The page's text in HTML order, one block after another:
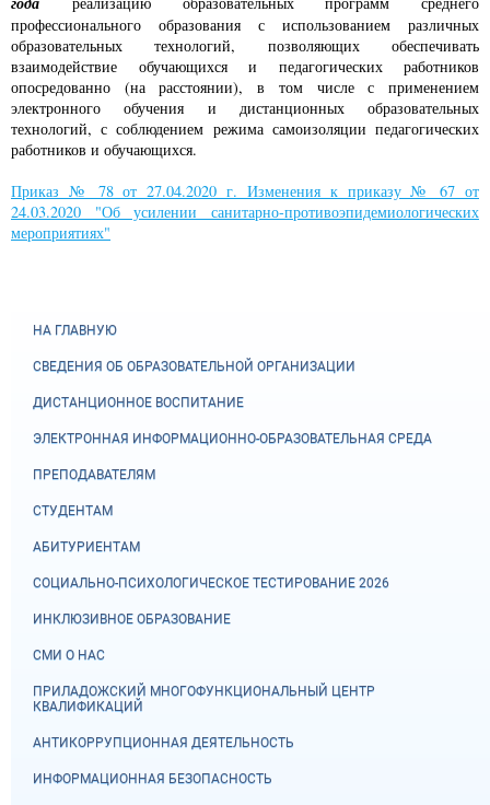
профессионального образования с использованием различных
образовательных технологий, позволяющих обеспечивать
взаимодействие обучающихся и педагогических работников
опосредованно (на расстоянии), в том числе с применением
электронного обучения и дистанционных образовательных
технологий, с соблюдением режима самоизоляции педагогических
работников и обучающихся.
Приказ № 78 от 27.04.2020 г. Изменения к приказу № 67 от
24.03.2020 "Об усилении санитарно-противоэпидемиологических
мероприятиях"
НА ГЛАВНУЮ
СВЕДЕНИЯ ОБ ОБРАЗОВАТЕЛЬНОЙ ОРГАНИЗАЦИИ
ДИСТАНЦИОННОЕ ВОСПИТАНИЕ
ЭЛЕКТРОННАЯ ИНФОРМАЦИОННО-ОБРАЗОВАТЕЛЬНАЯ СРЕДА
ПРЕПОДАВАТЕЛЯМ
СТУДЕНТАМ
АБИТУРИЕНТАМ
СОЦИАЛЬНО-ПСИХОЛОГИЧЕСКОЕ ТЕСТИРОВАНИЕ 2026
ИНКЛЮЗИВНОЕ ОБРАЗОВАНИЕ
СМИ О НАС
ПРИЛАДОЖСКИЙ МНОГОФУНКЦИОНАЛЬНЫЙ ЦЕНТР
КВАЛИФИКАЦИЙ
АНТИКОРРУПЦИОННАЯ ДЕЯТЕЛЬНОСТЬ
ИНФОРМАЦИОННАЯ БЕЗОПАСНОСТЬ